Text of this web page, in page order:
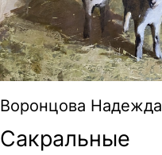
Воронцова Надежда
Сакральные